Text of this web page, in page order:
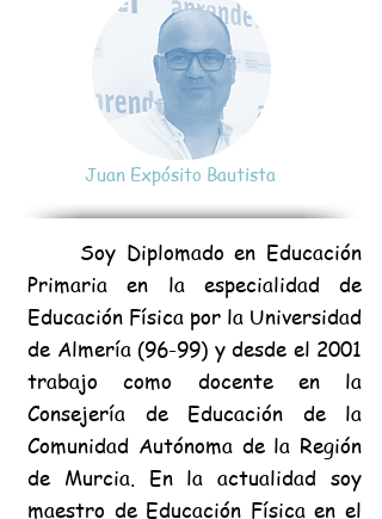
Juan Expósito Bautista
Soy Diplomado en Educación
Primaria en la especialidad de
Educación Física por la Universidad
de Almería (96-99) y desde el 2001
trabajo como docente en la
Consejería de Educación de la
Comunidad Autónoma de la Región
de Murcia. En laactualidad soy
maestro deEducación Física en el